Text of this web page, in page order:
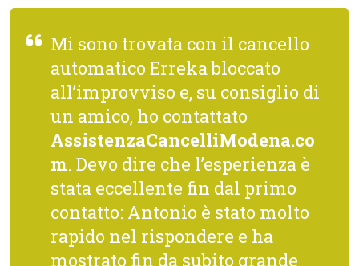
Mi sono trovata con il cancello
automatico Erreka bloccato
all’improvviso e, su consiglio di
un amico, ho contattato
AssistenzaCancelliModena.co
m. Devo dire che l’esperienza è
stata eccellente fin dal primo
contatto: Antonio è stato molto
rapido nel rispondere e ha
mostrato fin da subito grande